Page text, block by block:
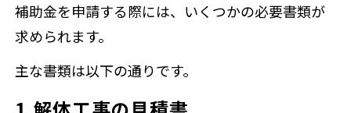
補助金を申請する際には、いくつかの必要書類が
求められます。
主な書類は以下の通りです。